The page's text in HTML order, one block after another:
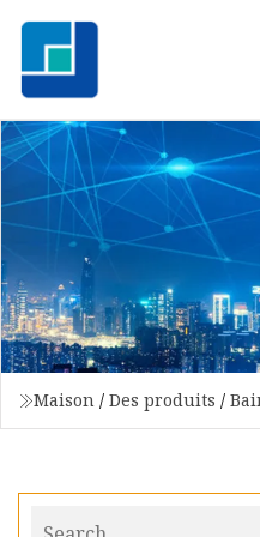
Maison / Des produits /